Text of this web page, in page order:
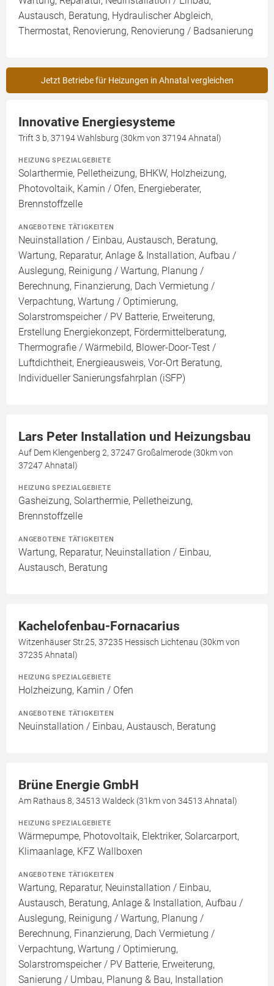
Austausch, Beratung, Hydraulischer Abgleich,
Thermostat, Renovierung, Renovierung / Badsanierung
Jetzt Betriebe für Heizungen in Ahnatal vergleichen
Innovative Energiesysteme
Trift 3 b, 37194 Wahlsburg (30km von 37194 Ahnatal)
HEIZUNG SPEZIALGEBIETE
Solarthermie, Pelletheizung, BHKW, Holzheizung,
Photovoltaik, Kamin / Ofen, Energieberater,
Brennstoffzelle
ANGEBOTENE TÄTIGKEITEN
Neuinstallation / Einbau, Austausch, Beratung,
Wartung, Reparatur, Anlage & Installation, Aufbau /
Auslegung, Reinigung / Wartung, Planung /
Berechnung, Finanzierung, Dach Vermietung /
Verpachtung, Wartung / Optimierung,
Solarstromspeicher / PV Batterie, Erweiterung,
Erstellung Energiekonzept, Fördermittelberatung,
Thermografie / Wärmebild, Blower-Door-Test /
Luftdichtheit, Energieausweis, Vor-Ort Beratung,
Individueller Sanierungsfahrplan (iSFP)
Lars Peter Installation und Heizungsbau
Auf Dem Klengenberg 2, 37247 Großalmerode (30km von
37247 Ahnatal)
HEIZUNG SPEZIALGEBIETE
Gasheizung, Solarthermie, Pelletheizung,
Brennstoffzelle
ANGEBOTENE TÄTIGKEITEN
Wartung, Reparatur, Neuinstallation / Einbau,
Austausch, Beratung
Kachelofenbau-Fornacarius
Witzenhäuser Str.25, 37235 Hessisch Lichtenau (30km von
37235 Ahnatal)
HEIZUNG SPEZIALGEBIETE
Holzheizung, Kamin / Ofen
ANGEBOTENE TÄTIGKEITEN
Neuinstallation / Einbau, Austausch, Beratung
Brüne Energie GmbH
Am Rathaus 8, 34513 Waldeck (31km von 34513 Ahnatal)
HEIZUNG SPEZIALGEBIETE
Wärmepumpe, Photovoltaik, Elektriker, Solarcarport,
Klimaanlage, KFZ Wallboxen
ANGEBOTENE TÄTIGKEITEN
Wartung, Reparatur, Neuinstallation / Einbau,
Austausch, Beratung, Anlage & Installation, Aufbau /
Auslegung, Reinigung / Wartung, Planung /
Berechnung, Finanzierung, Dach Vermietung /
Verpachtung, Wartung / Optimierung,
Solarstromspeicher / PV Batterie, Erweiterung,
Sanierung / Umbau, Planung & Bau, Installation